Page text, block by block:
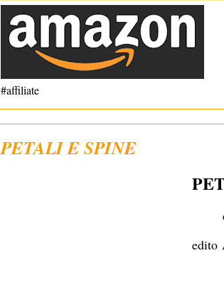
#affiliate
PETALI E SPINE
edito